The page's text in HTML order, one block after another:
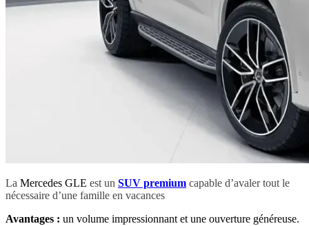
La Mercedes GLE est un SUV premium capable d’avaler tout le
nécessaire d’une famille en vacances
Avantages : un volume impressionnant et une ouverture généreuse.